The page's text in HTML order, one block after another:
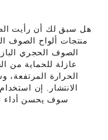
هل سبق لك أن رأيت
منتجات ألواح الصوف
الصوف الحجري
عازلة للحماية من
الحرارة
الانتشار. إن
سوف يحسن أداء